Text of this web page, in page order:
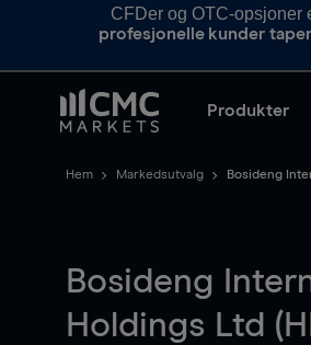
CFDer og OTC-opsjoner
profesjonelle kunder
Produkter
Hem Markedsutvalg Bosideng
Bosideng
Holdings Ltd